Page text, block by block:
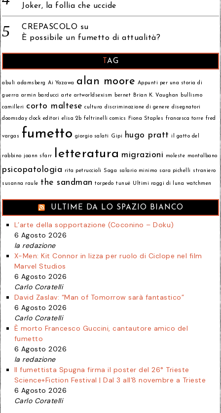
Joker, la follia che uccide
CREPASCOLO su
È possibile un fumetto di attualità?
TAG
abulì adamsberg Ai Yazawa alan moore Appunti per una storia di
guerra armin barducci arte artworldsexism bernet Brian K. Vaughan bullismo
camilleri corto maltese cultura discriminazione di genere disegnatori
doomsday clock editori elisa 2b feltrinelli comics Fiona Staples francesca torre fred
vargas fumetto giorgio salati Gipi hugo pratt il gatto del
rabbino joann sfarr letteratura migrazioni moleste montalbano
psicopatologia rita petruccioli Saga salario minimo sara pichelli straniero
susanna raule the sandman torpedo tunué Ultimi raggi di luna watchmen
ULTIME DA LO SPAZIO BIANCO
L’arte della sopportazione (Coconino – Doku)
6 Agosto 2026
la redazione
X-Men: Kit Connor in lizza per ruolo di Ciclope nel film
Marvel Studios
6 Agosto 2026
Carlo Coratelli
David Zaslav: “Man of Tomorrow sarà fantastico”
6 Agosto 2026
Carlo Coratelli
È morto Francesco Guccini, cantautore amico del
fumetto
6 Agosto 2026
la redazione
Il fumettista Spugna firma il poster del 26° Trieste
Science+Fiction Festival | Dal 3 all’8 novembre a Trieste
6 Agosto 2026
Carlo Coratelli